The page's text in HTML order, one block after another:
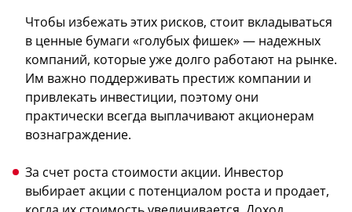
Чтобы избежать этих рисков, стоит вкладываться
в ценные бумаги «голубых фишек» — надежных
компаний, которые уже долго работают на рынке.
Им важно поддерживать престиж компании и
привлекать инвестиции, поэтому они
практически всегда выплачивают акционерам
вознаграждение.
За счет роста стоимости акции. Инвестор
выбирает акции с потенциалом роста и продает,